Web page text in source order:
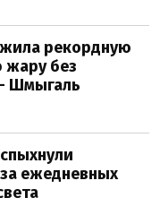
рекордную
жару без
Шмыгаль
ежедневных